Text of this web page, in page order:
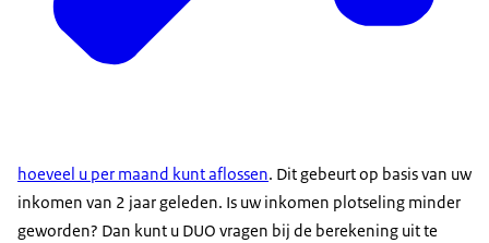
hoeveel u per maand kunt aflossen. Dit gebeurt op basis van uw
inkomen van 2 jaar geleden. Is uw inkomen plotseling minder
geworden? Dan kunt u DUO vragen bij de berekening uit te